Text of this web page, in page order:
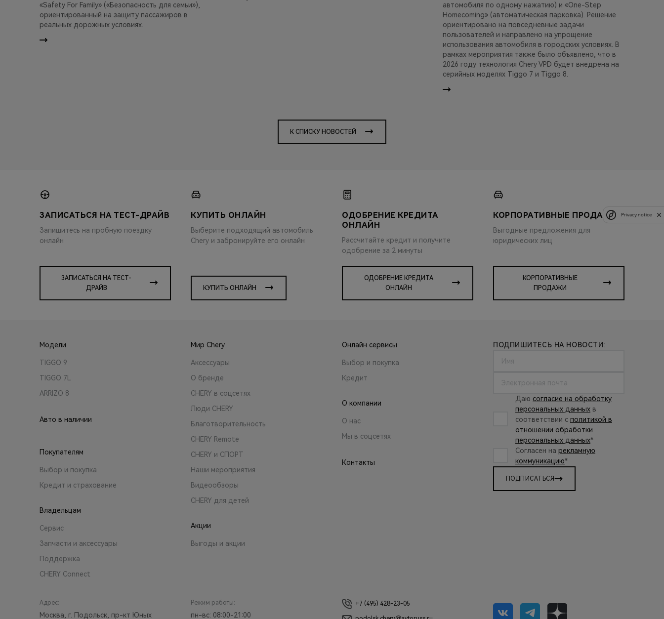
«Safety For Family» («Безопасность для семьи»),
ориентированный на защиту пассажиров в
реальных дорожных условиях.
автомобиля по одному нажатию) и «One-Step
Homecoming» (автоматическая парковка). Решение
ориентировано на повседневные задачи
пользователей и направлено на упрощение
использования автомобиля в городских условиях. В
рамках мероприятия также было объявлено, что в
2026 году технология Chery VPD будет внедрена на
серийных моделях Tiggo 7 и Tiggo 8.
К СПИСКУ НОВОСТЕЙ
ЗАПИСАТЬСЯ НА ТЕСТ-ДРАЙВ
Запишитесь на пробную поездку
онлайн
ЗАПИСАТЬСЯ НА ТЕСТ-
ДРАЙВ
КУПИТЬ ОНЛАЙН
Выберите подходящий автомобиль
Chery и забронируйте его онлайн
КУПИТЬ ОНЛАЙН
ОДОБРЕНИЕ КРЕДИТА
ОНЛАЙН
Рассчитайте кредит и получите
одобрение за 2 минуты
ОДОБРЕНИЕ КРЕДИТА
ОНЛАЙН
КОРПОРАТИВНЫЕ ПРОДАЖИ
Выгодные предложения для
юридических лиц
КОРПОРАТИВНЫЕ
ПРОДАЖИ
Модели
TIGGO 9
TIGGO 7L
ARRIZO 8
Авто в наличии
Покупателям
Выбор и покупка
Кредит и страхование
Владельцам
Сервис
Запчасти и аксессуары
Поддержка
CHERY Connect
Мир Chery
Аксессуары
О бренде
CHERY в соцсетях
Люди CHERY
Благотворительность
CHERY Remote
CHERY и СПОРТ
Наши мероприятия
Видеообзоры
CHERY для детей
Акции
Выгоды и акции
Онлайн сервисы
Выбор и покупка
Кредит
О компании
О нас
Мы в соцсетях
Контакты
ПОДПИШИТЕСЬ НА НОВОСТИ:
Даю согласие на обработку
персональных данных в
соответствии с политикой в
отношении обработки
персональных данных*
Согласен на рекламную
коммуникацию*
ПОДПИСАТЬСЯ
Адрес:
Москва, г. Подольск, пр-кт Юных
Режим работы:
пн-вс: 08:00-21:00
+7 (495) 428-23-05
Privacy notice